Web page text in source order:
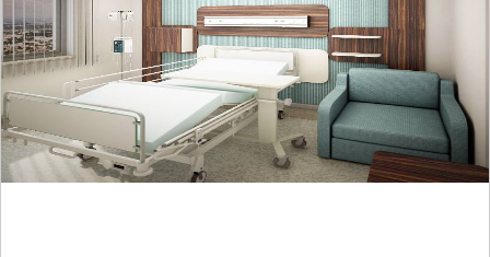
AYDIN SÖKE ŞİFA TIP MERKEZİ